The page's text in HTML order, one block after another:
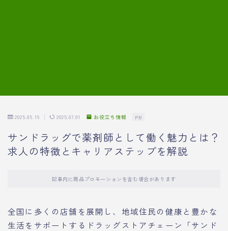
2025.05.19 2025.07.01 お役立ち情報 PR
サンドラッグで薬剤師として働く魅力とは？
求人の特徴とキャリアステップを解説
記事内に商品プロモーションを含む場合があります
全国に多くの店舗を展開し、地域住民の健康と豊かな
生活をサポートするドラッグストアチェーン「サンド